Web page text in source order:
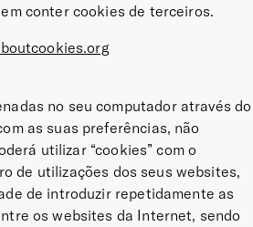
conter cookies de terceiros.
no seu computador através do
as suas preferências, não
utilizar “cookies” com o
de utilizações dos seus websites,
de introduzir repetidamente as
os websites da Internet, sendo